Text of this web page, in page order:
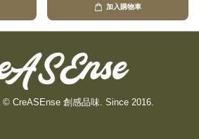
加入購物車
CreASEnse 創感品味. Since 2016.